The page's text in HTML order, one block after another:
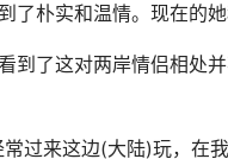
朴实和温情。现在的她
了这对两岸情侣相处并
来这边(大陆)玩，在